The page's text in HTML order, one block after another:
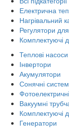
Електрична
Нагрівальний
Регулятори
Комплектуючі
Теплові насоси
Інвертори
Акумулятори
Сонячні
Вакуумні
Комплектуючі
Генератори